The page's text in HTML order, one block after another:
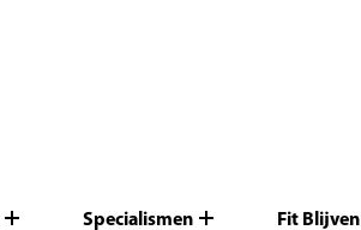
Specialismen Fit Blijven